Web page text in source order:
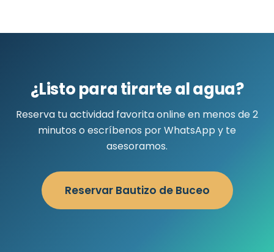
¿Listo para tirarte al agua?
Reserva tu actividad favorita online en menos de 2
minutos o escríbenos por WhatsApp y te
asesoramos.
Reservar Bautizo de Buceo